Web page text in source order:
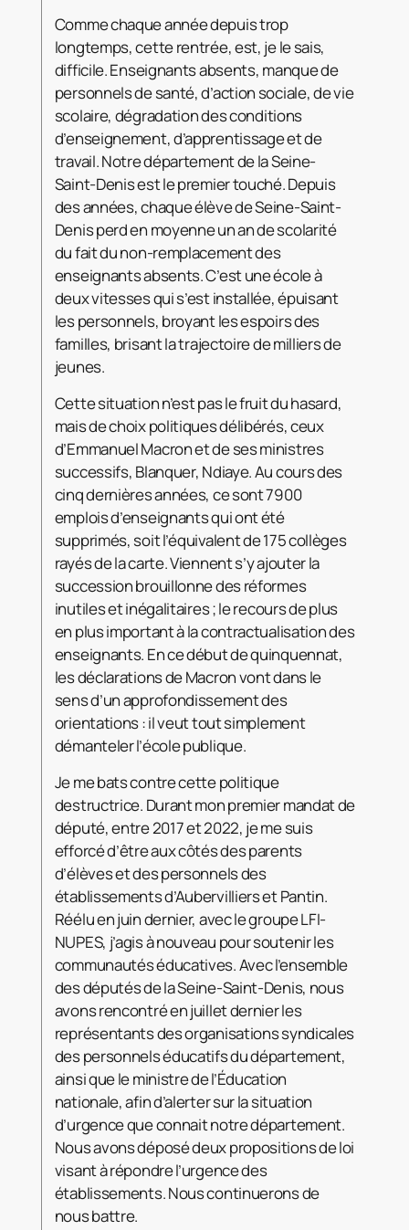
Comme chaque année depuis trop
longtemps, cette rentrée, est, je le sais,
difficile. Enseignants absents, manque de
personnels de santé, d’action sociale, de vie
scolaire, dégradationdes conditions
d’enseignement, d’apprentissage et de
travail. Notre département de la Seine-
Saint-Denis est le premier touché. Depuis
des années, chaque élève de Seine-Saint-
Denis perd en moyenne un an de scolarité
du fait du non-remplacement des
enseignants absents. C’est une école à
deux vitesses qui s’est installée, épuisant
les personnels, broyant les espoirs des
familles, brisant la trajectoire de milliers de
jeunes.
Cette situation n’est pas le fruit du hasard,
mais de choix politiques délibérés, ceux
d’Emmanuel Macron et de ses ministres
successifs, Blanquer, Ndiaye. Au cours des
cinq dernières années, ce sont 7900
emplois d’enseignants qui ont été
supprimés, soit l’équivalent de 175 collèges
rayés de la carte. Viennent s’y ajouter la
succession brouillonne des réformes
inutiles et inégalitaires ; le recours de plus
en plus important à la contractualisation des
enseignants. En ce début de quinquennat,
les déclarations de Macron vont dans le
sens d’un approfondissement des
orientations : il veut tout simplement
démanteler l’école publique.
Je me bats contre cette politique
destructrice. Durant mon premier mandat de
député, entre 2017 et 2022, je me suis
efforcé d’être aux côtés des parents
d’élèves et des personnels des
établissements d’Aubervilliers et Pantin.
Réélu en juin dernier, avec le groupe LFI-
NUPES, j’agis à nouveau pour soutenir les
communautés éducatives. Avec l’ensemble
des députés de la Seine-Saint-Denis, nous
avons rencontré en juillet dernier les
représentants des organisations syndicales
des personnels éducatifs du département,
ainsi que le ministre de l’Éducation
nationale, afin d’alerter sur la situation
d’urgence que connait notre département.
Nous avons déposé deux propositions de loi
visant à répondre l’urgence des
établissements. Nous continuerons de
nous battre.